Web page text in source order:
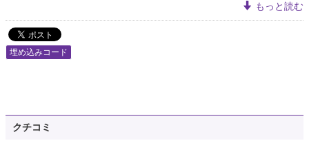
もっと読む
埋め込みコード
クチコミ